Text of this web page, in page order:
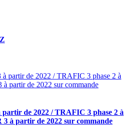
de 2022 / TRAFIC 3 phase 2 à
à partir de 2022 sur commande